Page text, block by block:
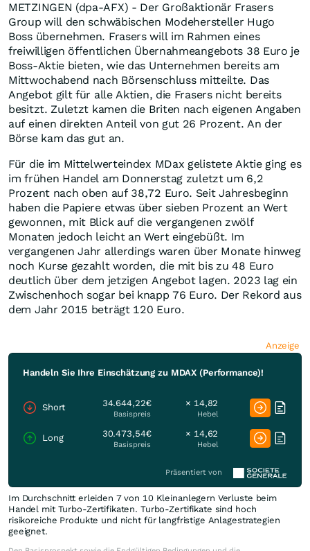
METZINGEN (dpa-AFX) - Der Großaktionär Frasers
Group will den schwäbischen Modehersteller Hugo
Boss übernehmen. Frasers will im Rahmen eines
freiwilligen öffentlichen Übernahmeangebots 38 Euro je
Boss-Aktie bieten, wie das Unternehmen bereits am
Mittwochabend nach Börsenschluss mitteilte. Das
Angebot gilt für alle Aktien, die Frasers nicht bereits
besitzt. Zuletzt kamen die Briten nach eigenen Angaben
auf einen direkten Anteil von gut 26 Prozent. An der
Börse kam das gut an.
Für die im Mittelwerteindex MDax gelistete Aktie ging es
im frühen Handel am Donnerstag zuletzt um 6,2
Prozent nach oben auf 38,72 Euro. Seit Jahresbeginn
haben die Papiere etwas über sieben Prozent an Wert
gewonnen, mit Blick auf die vergangenen zwölf
Monaten jedoch leicht an Wert eingebüßt. Im
vergangenen Jahr allerdings waren über Monate hinweg
noch Kurse gezahlt worden, die mit bis zu 48 Euro
deutlich über dem jetzigen Angebot lagen. 2023 lag ein
Zwischenhoch sogar bei knapp 76 Euro. Der Rekord aus
dem Jahr 2015 beträgt 120 Euro.
Anzeige
Handeln Sie Ihre Einschätzung zu MDAX (Performance)!
Short 34.644,22€
Basispreis
× 14,82
Hebel
Long 30.473,54€
Basispreis
× 14,62
Hebel
Präsentiert von
Im Durchschnitt erleiden 7 von 10 Kleinanlegern Verluste beim
Handel mit Turbo-Zertifikaten. Turbo-Zertifikate sind hoch
risikoreiche Produkte und nicht für langfristige Anlagestrategien
geeignet.